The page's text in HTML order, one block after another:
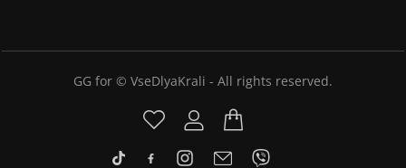
GG for © VseDlyaKrali - All rights reserved.